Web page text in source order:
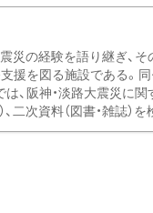
災の経験を語り継ぎ、
援を図る施設である。
阪神・淡路大震災に関
二次資料（図書・雑誌）を